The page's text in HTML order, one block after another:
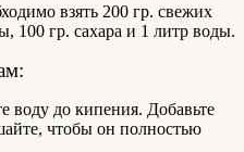
взять 200 гр. свежих
100 гр. сахара и 1 литр воды.
воду до кипения. Добавьте
чтобы он полностью